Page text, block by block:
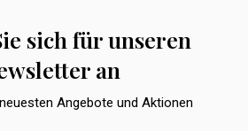
sich für unseren
an
Angebote und Aktionen